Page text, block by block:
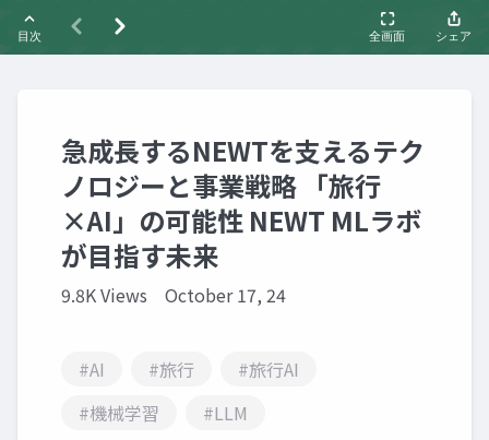
急成長するNEWTを支えるテク
ノロジーと事業戦略 「旅行
×AI」の可能性 NEWT MLラボ
が目指す未来
9.8K Views October 17, 24
#AI #旅行
#旅行AI
#機械学習
#LLM